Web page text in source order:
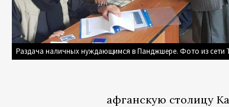
Раздача наличных нуждающимся в Панджшере. Фото из сети
афганскую столицу